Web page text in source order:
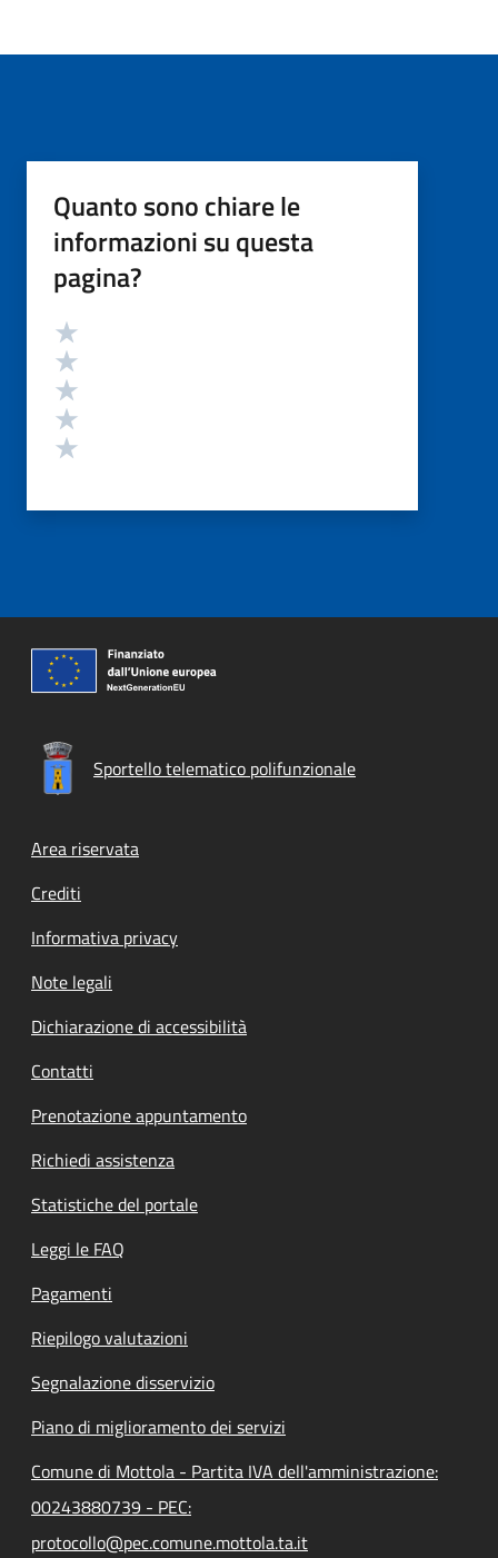
Quanto sono chiare le
informazioni su questa
pagina?
Valutazione
Sportello telematico polifunzionale
Footer menu
Area riservata
Crediti
Informativa privacy
Note legali
Dichiarazione di accessibilità
Contatti
Prenotazione appuntamento
Richiedi assistenza
Statistiche del portale
Leggi le FAQ
Pagamenti
Riepilogo valutazioni
Segnalazione disservizio
Piano di miglioramento dei servizi
Comune di Mottola - Partita IVA dell'amministrazione:
00243880739 - PEC:
protocollo@pec.comune.mottola.ta.it